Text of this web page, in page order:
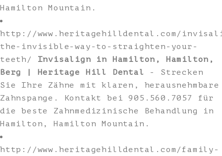
Hamilton Mountain.
http://www.heritagehilldental.com/
the-invisible-way-to-straighten-your-
teeth/ Invisalign in Hamilton, Hamilton,
Berg | Heritage Hill Dental - Strecken
Sie Ihre Zähne mit klaren, herausnehmbare
Zahnspange. Kontakt bei 905.560.7057 für
die beste Zahnmedizinische Behandlung in
Hamilton, Hamilton Mountain.
http://www.heritagehilldental.com/family-